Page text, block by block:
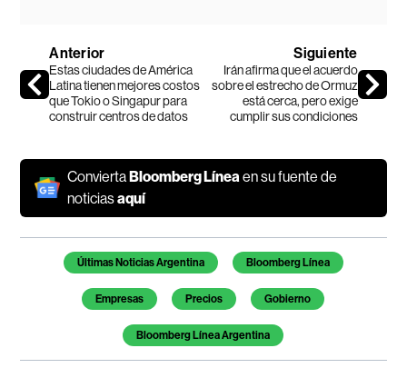
Anterior
Estas ciudades de América
Latina tienen mejores costos
que Tokio o Singapur para
construir centros de datos
Siguiente
Irán afirma que el acuerdo
sobre el estrecho de Ormuz
está cerca, pero exige
cumplir sus condiciones
ConviertaBloomberg Líneaen su fuente de
noticiasaquí
Temas de este artículo
Últimas Noticias Argentina Bloomberg Línea
Empresas Precios Gobierno
Bloomberg Línea Argentina